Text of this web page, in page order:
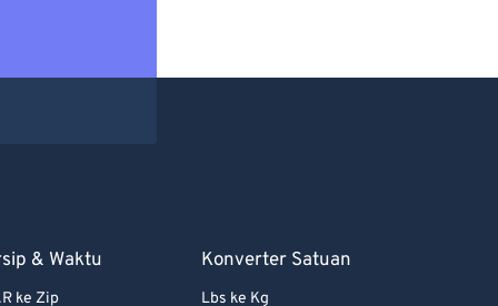
& Waktu
ke Zip
Konverter Satuan
Lbs ke Kg